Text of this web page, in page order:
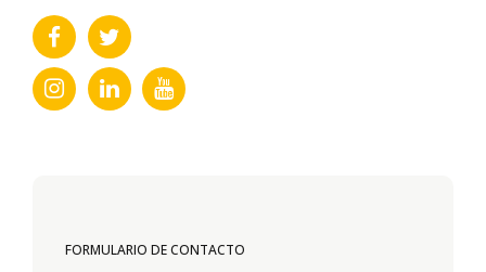
FORMULARIO DE CONTACTO